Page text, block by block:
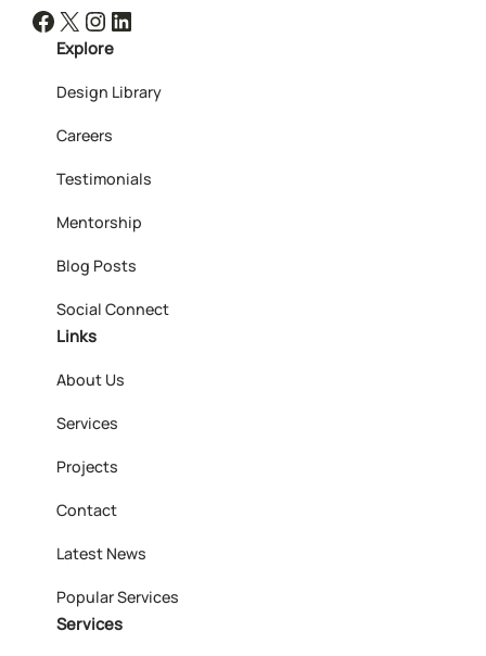
Facebook X Instagram LinkedIn
Explore
Design Library
Careers
Testimonials
Mentorship
Blog Posts
Social Connect
Links
About Us
Services
Projects
Contact
Latest News
Popular Services
Services